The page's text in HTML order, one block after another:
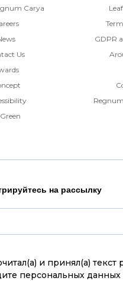
Carya
Us
GDPR
на рассылку
и принял(а) текст
персональных данных